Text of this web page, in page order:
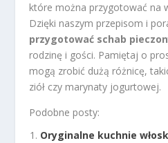
które można przygotować na
Dzięki naszym przepisom i
przygotować schab
rodzinę i gości. Pamiętaj o
mogą zrobić dużą różnicę,
ziół czy marynaty jogurtowej.
Podobne posty:
Oryginalne kuchnie